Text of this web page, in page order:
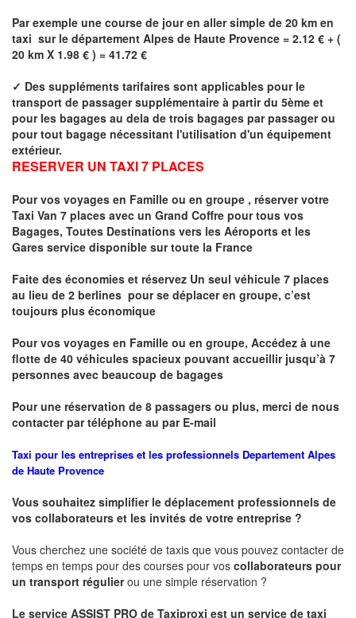
Par exemple une course de jour en aller simple de 20 km en
taxi sur le département Alpes de Haute Provence = 2.12 € + (
20 km X 1.98 € ) = 41.72 €
✓ Des suppléments tarifaires sont applicables pour le
transport de passager supplémentaire à partir du 5ème et
pour les bagages au dela de trois bagages par passager ou
pour tout bagage nécessitant l'utilisation d'un équipement
extérieur.
RESERVER UN TAXI 7 PLACES
Pour vos voyages en Famille ou en groupe , réserver votre
Taxi Van 7 places avec un Grand Coffre pour tous vos
Bagages, Toutes Destinations vers les Aéroports et les
Gares service disponible sur toute la France
Faite des économies et réservez Un seul véhicule 7 places
au lieu de 2 berlines pour se déplacer en groupe, c’est
toujours plus économique
Pour vos voyages en Famille ou en groupe, Accédez à une
flotte de 40 véhicules spacieux pouvant accueillir jusqu’à 7
personnes avec beaucoup de bagages
Pour une réservation de 8 passagers ou plus, merci de nous
contacter par téléphone au par E-mail
Taxi pour les entreprises et les professionnels Departement Alpes
de Haute Provence
Vous souhaitez simplifier le déplacement professionnels de
vos collaborateurs et les invités de votre entreprise ?
Vous cherchez une société de taxis que vous pouvez contacter de
temps en temps pour des courses pour vos collaborateurs pour
un transport régulierou une simple réservation ?
Le service ASSIST PRO de Taxiproxi est un service de taxi